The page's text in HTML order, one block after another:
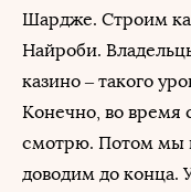
Шардже. Строим
Найроби.
казино – такого
Конечно, во время
смотрю. Потом мы
доводим до конца.